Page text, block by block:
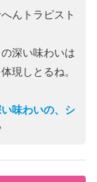
んトラピスト
深い味わいは
現しとるね。
味わいの、シ